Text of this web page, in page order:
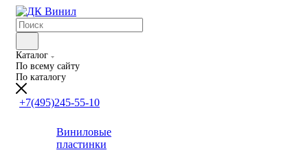
Каталог
По всему сайту
По каталогу
+7(495)245-55-10
Виниловые
пластинки